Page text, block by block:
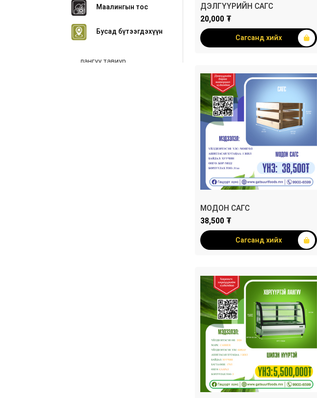
Маалингын тос
Бусад бүтээгдэхүүн
лангуу тавиур
ДЭЛГҮҮРИЙН САГС
20,000 ₮
Сагсанд хийх
МОДОН САГС
38,500 ₮
Сагсанд хийх